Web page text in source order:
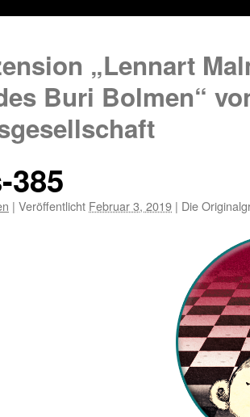
„Lennart
Buri Bolmen“
385
| Veröffentlicht Februar 3, 2019 | Die